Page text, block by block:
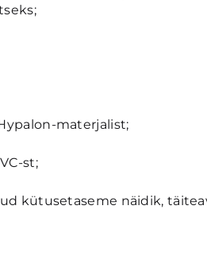
materjalist;
st;
kütusetaseme näidik,